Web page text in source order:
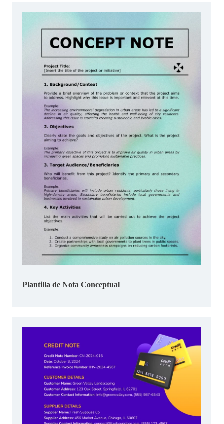
Plantilla de Nota Conceptual